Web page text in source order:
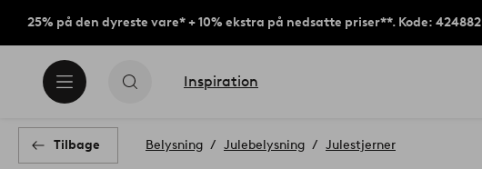
25% på den dyreste vare* + 10% ekstra på nedsatte priser**. Kode: 424882
Inspiration
Tilbage Belysning Julebelysning Julestjerner